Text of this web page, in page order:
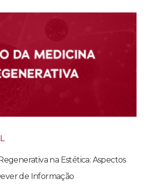
na Estética: Aspectos
de Informação